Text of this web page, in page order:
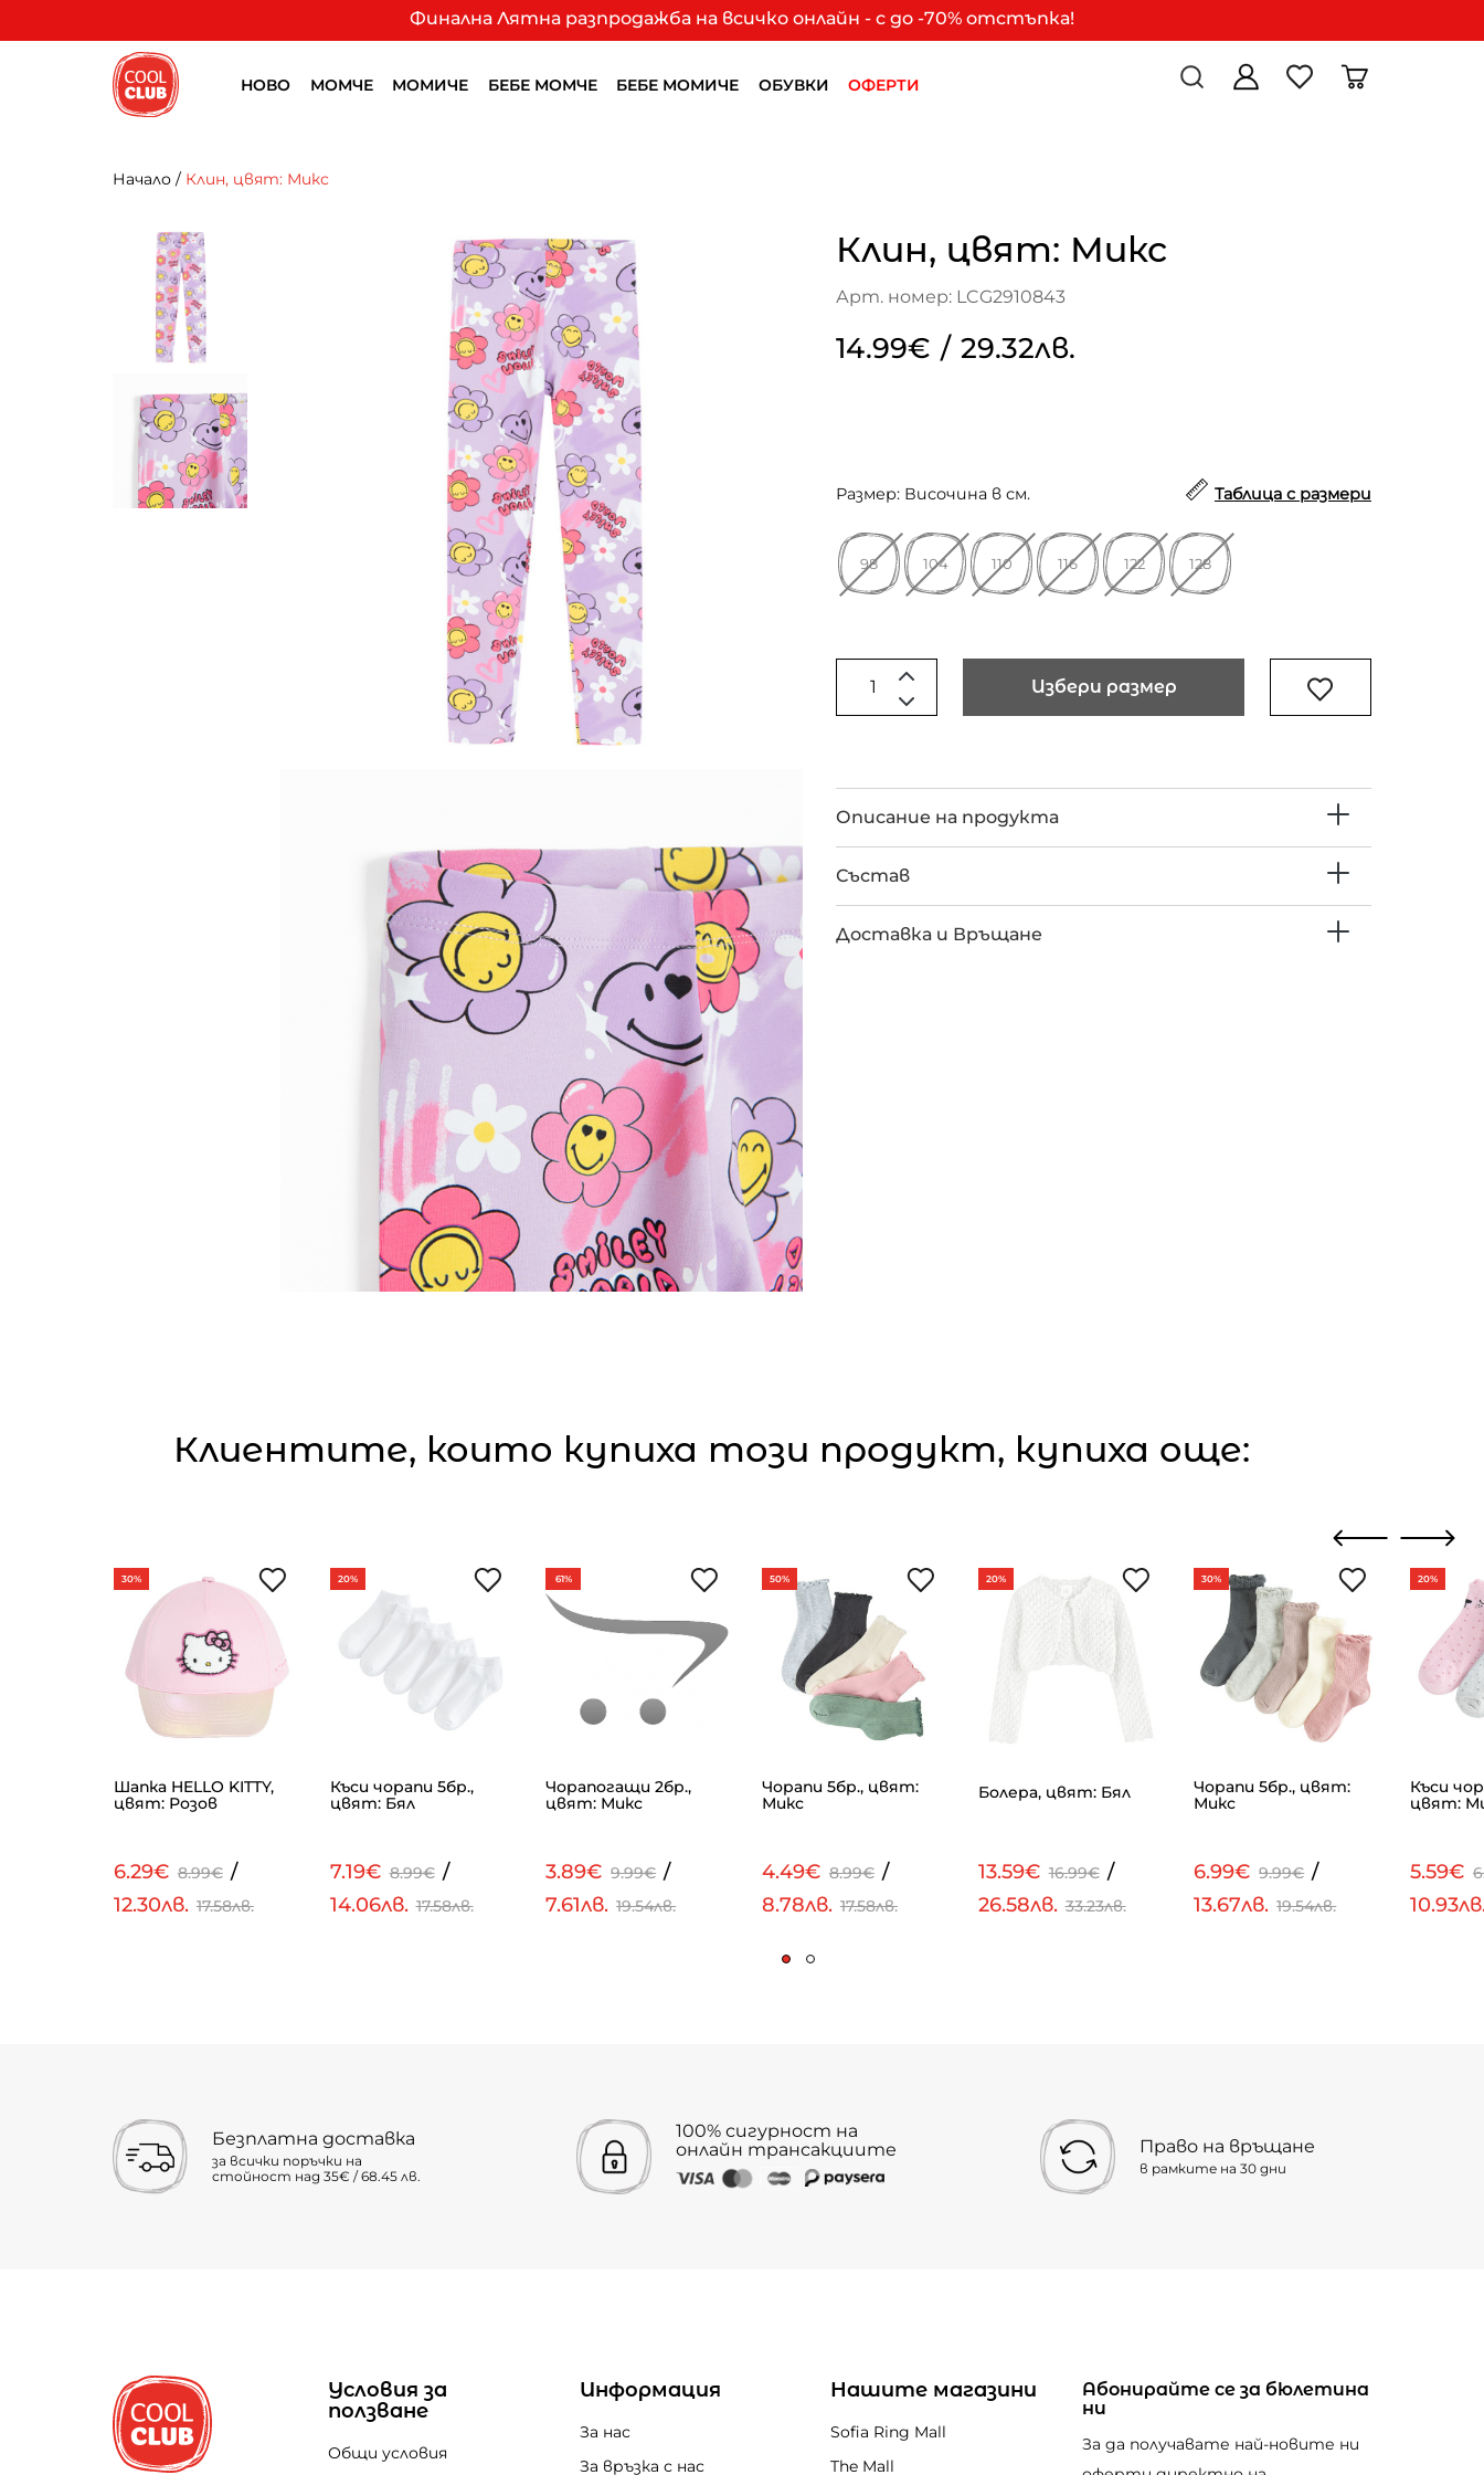
Финална Лятна разпродажба на всичко онлайн - с до -70% отстъпка!
НОВО МОМЧЕ МОМИЧЕ БЕБЕ МОМЧЕ БЕБЕ МОМИЧЕ ОБУВКИ ОФЕРТИ
Начало / Клин, цвят: Микс
Клин, цвят: Микс
Арт. номер: LCG2910843
14.99€ / 29.32лв.
Размер: Височина в см. Таблица с размери
98 104 110 116 122 128
Избери размер
Описание на продукта
Състав
Доставка и Връщане
Клиентите, които купиха този продукт, купиха още:
30%
Шапка HELLO KITTY,
цвят: Розов
6.29€ 8.99€ /
12.30лв. 17.58лв.
20%
Къси чорапи 5бр.,
цвят: Бял
7.19€ 8.99€ /
14.06лв. 17.58лв.
61%
Чорапогащи 2бр.,
цвят: Микс
3.89€ 9.99€ /
7.61лв. 19.54лв.
50%
Чорапи 5бр., цвят:
Микс
4.49€ 8.99€ /
8.78лв. 17.58лв.
20%
Болера, цвят: Бял
13.59€ 16.99€ /
26.58лв. 33.23лв.
30%
Чорапи 5бр., цвят:
Микс
6.99€ 9.99€ /
13.67лв. 19.54лв.
20%
Къси
цвят:
5.59€
Безплатна доставка
за всички поръчки на
стойност над 35€ / 68.45 лв.
100% сигурност на
онлайн трансакциите
Право на връщане
в рамките на 30 дни
Условия за
ползване
Общи условия
Информация
За нас
За връзка с нас
Нашите магазини
Sofia Ring Mall
The Mall
Абонирайте се за бюлетина
ни
За да получавате най-новите ни